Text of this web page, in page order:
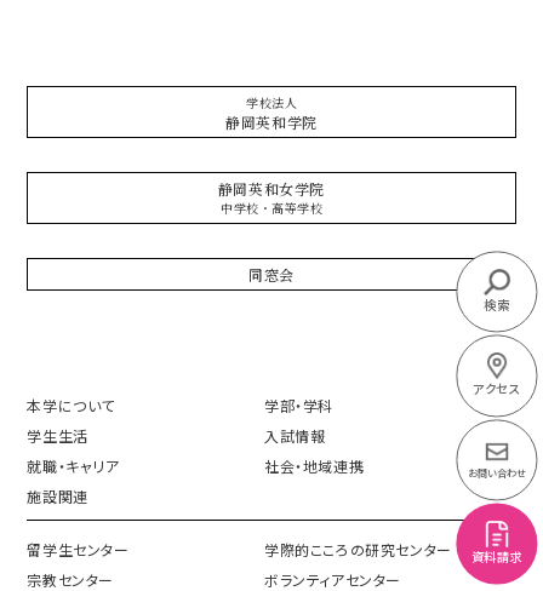
検索
アクセス
お問い合わせ
資料請求
学校法人
静岡英和学院
静岡英和女学院
中学校・高等学校
同窓会
本学について
学部・学科
学生生活
入試情報
就職・キャリア
社会・地域連携
施設関連
留学生センター
学際的こころの研究センター
宗教センター
ボランティアセンター